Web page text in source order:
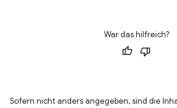
War das hilfreich?
Sofern nicht anders angegeben, sind die